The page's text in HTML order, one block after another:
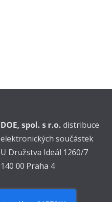
DOE, spol. s r.o. distribuce
elektronických součástek
U Družstva Ideál 1260/7
140 00 Praha 4